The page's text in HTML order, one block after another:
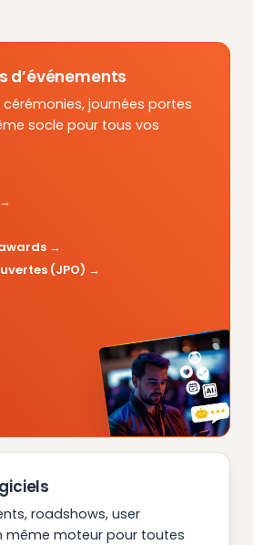
d’événements
cérémonies, journées portes
socle pour tous vos
(JPO)
roadshows, user
même moteur pour toutes